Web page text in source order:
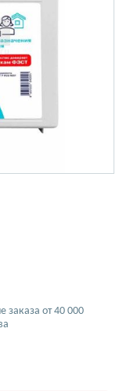
заказа от 40 000